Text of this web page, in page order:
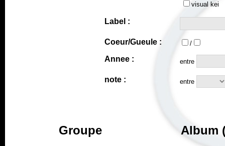
visual kei
Label :
Coeur/Gueule : /
Annee : entre
note : entre
Groupe Album